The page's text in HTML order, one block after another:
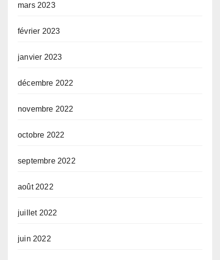
mars 2023
février 2023
janvier 2023
décembre 2022
novembre 2022
octobre 2022
septembre 2022
août 2022
juillet 2022
juin 2022